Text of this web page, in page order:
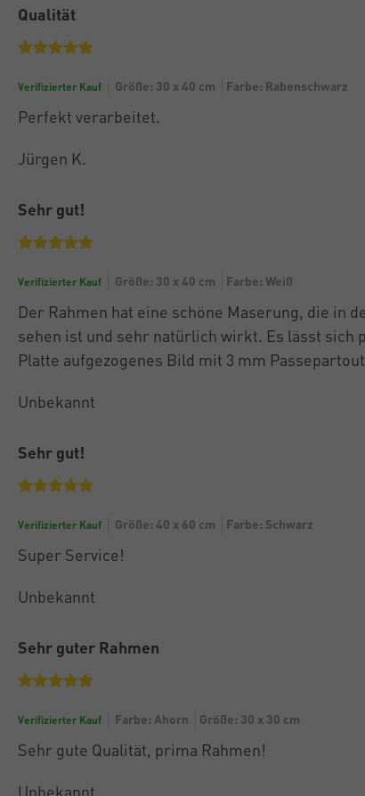
Qualität
Verifizierter Kauf Größe: 30 x 40 cm Farbe: Rabenschwarz
Perfekt verarbeitet.
Jürgen K.
Sehr gut!
Verifizierter Kauf Größe: 30 x 40 cm Farbe: Weiß
Der Rahmen hat eine schöne Maserung, die in
sehen ist und sehr natürlich wirkt. Es lässt sich
Platte aufgezogenes Bild mit 3 mm
Unbekannt
Sehr gut!
Verifizierter Kauf Größe: 40 x 60 cm Farbe: Schwarz
Super Service!
Unbekannt
Sehr guter Rahmen
Verifizierter Kauf Farbe: Ahorn Größe: 30 x 30 cm
Sehr gute Qualität, prima Rahmen!
Unbekannt